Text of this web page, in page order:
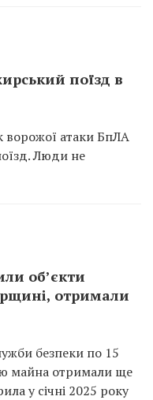
поїзд в
ворожої атаки БпЛА
Люди не
об’єкти
отримали
безпеки по 15
майна отримали ще
у січні 2025 року